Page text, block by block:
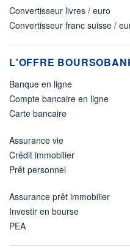
Convertisseur livres / euro
Convertisseur franc suisse /
L'OFFRE
Banque en ligne
Compte bancaire en ligne
Carte bancaire
Assurance vie
Crédit immobilier
Prêt personnel
Assurance prêt immobilier
Investir en bourse
PEA